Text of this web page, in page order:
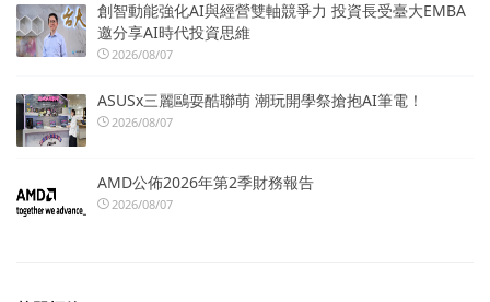
創智動能強化AI與經營雙軸競爭力 投資長受臺大EMBA
邀分享AI時代投資思維
2026/08/07
ASUSx三麗鷗耍酷聯萌 潮玩開學祭搶抱AI筆電！
2026/08/07
AMD公佈2026年第2季財務報告
2026/08/07